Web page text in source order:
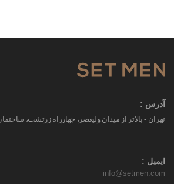
آدرس :
تهران - بالاتر از میدان ولیعصر، چهارراه زرتشت،
ایمیل :
info@setmen.com